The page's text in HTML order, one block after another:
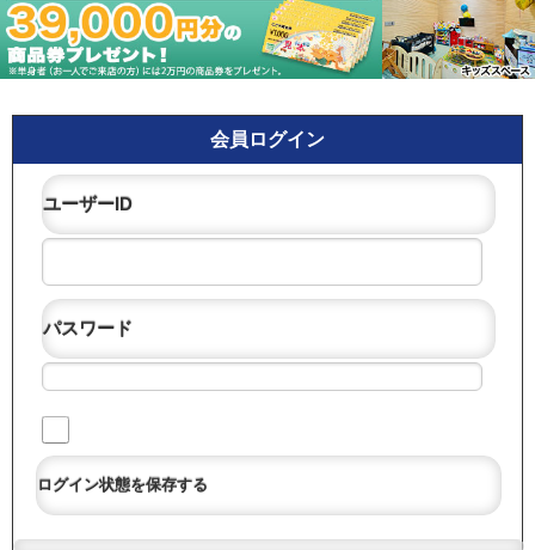
会員ログイン
ユーザーID
パスワード
ログイン状態を保存する